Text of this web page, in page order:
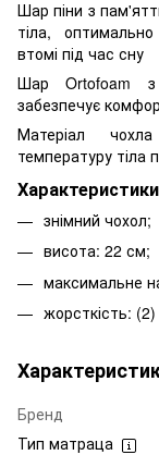
Шар піни з
тіла,
втомі під час сну
Шар Ortofoam з
забезпечує
Матеріал
температуру тіла
знімний чохол;
висота: 22 см;
максимальне
жорсткість:
Бренд
Тип матраца